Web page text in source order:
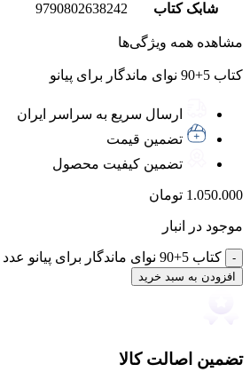
شابک کتاب 9790802638242
مشاهده همه ویژگی‌ها
کتاب 5+90 نوای ماندگار برای پیانو
ارسال سریع به سراسر ایران
تضمین قیمت
تضمین کیفیت محصول
1.050.000 تومان
موجود در انبار
کتاب 5+90 نوای ماندگار برای پیانو عدد
افزودن به سبد خرید
تضمین اصالت کالا